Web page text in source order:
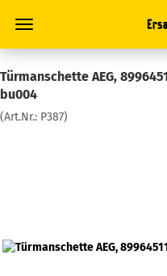
Türmanschette AEG,
bu004
(Art.Nr.: P387)